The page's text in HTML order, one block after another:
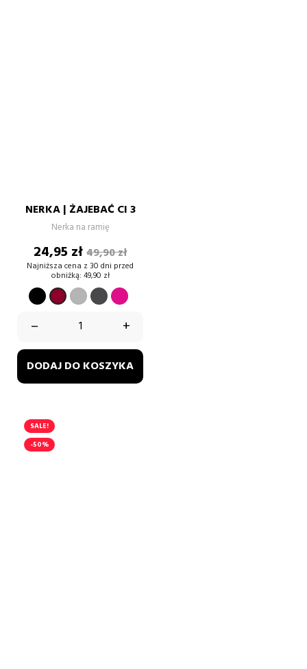
NERKA | ŻAJEBAĆ CI 3
Nerka na ramię
Cena
24,95 złCena
podstawowa
49,90 zł
Najniższa cena z 30 dni przed
obniżką: 49,90 zł
CZARNYBORDOWY
SZARYGRAFITFUKSJA
– +
DODAJ DO KOSZYKA
SALE!
-50%